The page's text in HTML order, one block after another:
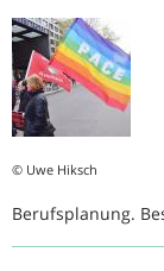
© Uwe Hiksch
Berufsplanung.